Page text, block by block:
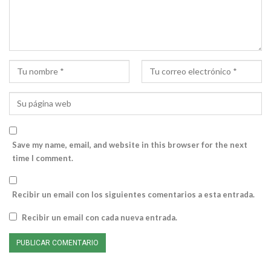
Save my name, email, and website in this browser for the next
time I comment.
Recibir un email con los siguientes comentarios a esta entrada.
Recibir un email con cada nueva entrada.